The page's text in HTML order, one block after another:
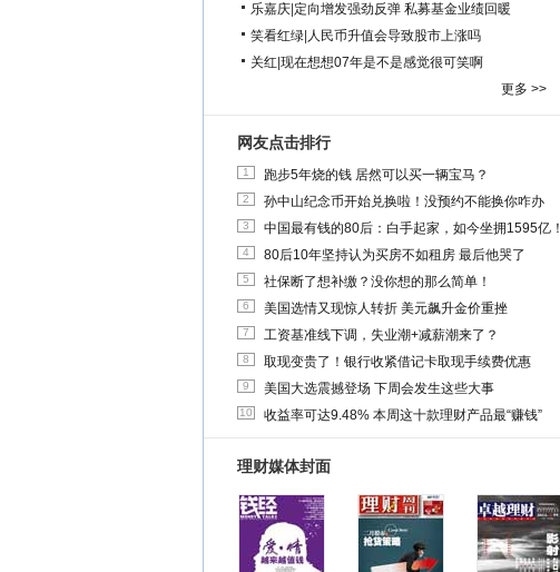
乐嘉庆 定向增发强劲反弹 私募基金业绩回暖
笑看红绿 人民币升值会导致股市上涨吗
关红 现在想想07年是不是感觉很可笑啊
更多 >>
网友点击排行
1 跑步5年烧的钱 居然可以买一辆宝马？
2 孙中山纪念币开始兑换啦！没预约不能换你咋办
3 中国最有钱的80后：白手起家，如今坐拥1595亿！
4 80后10年坚持认为买房不如租房 最后他哭了
5 社保断了想补缴？没你想的那么简单！
6 美国选情又现惊人转折 美元飙升金价重挫
7 工资基准线下调，失业潮+减薪潮来了？
8 取现变贵了！银行收紧借记卡取现手续费优惠
9 美国大选震撼登场 下周会发生这些大事
10 收益率可达9.48% 本周这十款理财产品最“赚钱”
理财媒体封面